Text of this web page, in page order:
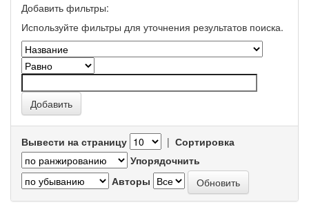
Добавить фильтры:
Используйте фильтры для уточнения результатов поиска.
Вывести на страницу | Сортировка
Упорядочнить
Авторы